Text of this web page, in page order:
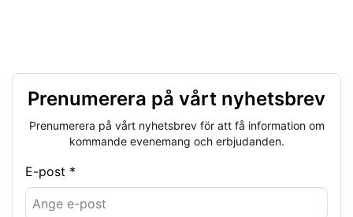
Prenumerera på vårt nyhetsbrev
Prenumerera på vårt nyhetsbrev för att få information om
kommande evenemang och erbjudanden.
E-post *